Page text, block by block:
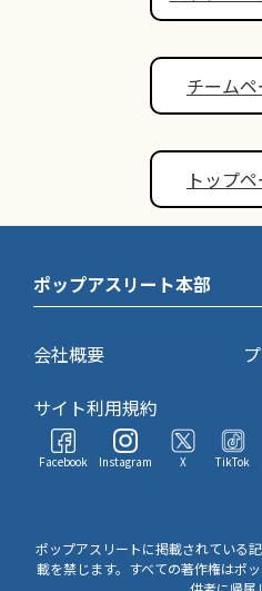
チーム
トップ
ポップアスリート本部
会社概要
サイト利用規約
Facebook Instagram X TikTok
ポップアスリートに掲載されている
載を禁じます。すべての著作権はポ